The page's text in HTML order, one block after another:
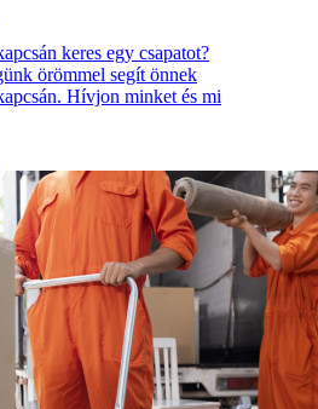
keres egy csapatot?
örömmel segít önnek
Hívjon minket és mi